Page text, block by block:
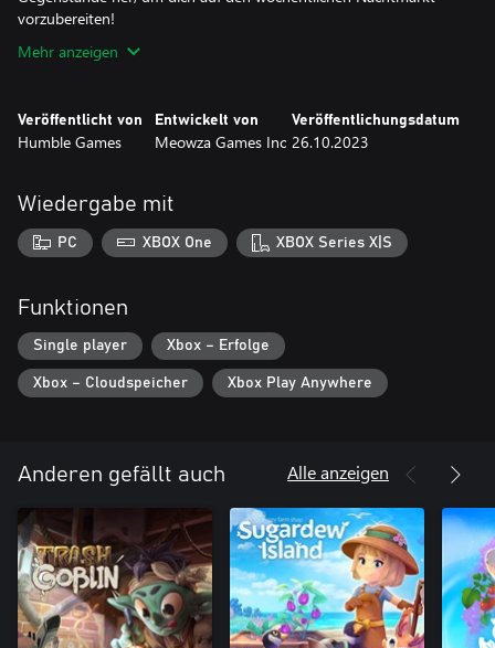
vorzubereiten!
Mehr anzeigen
Veröffentlicht von
Humble Games
Entwickelt von
Meowza Games Inc
Veröffentlichungsdatum
26.10.2023
Wiedergabe mit
PC XBOX One XBOX Series X|S
Funktionen
Single player Xbox – Erfolge
Xbox – Cloudspeicher Xbox Play Anywhere
Anderen gefällt auch Alle anzeigen